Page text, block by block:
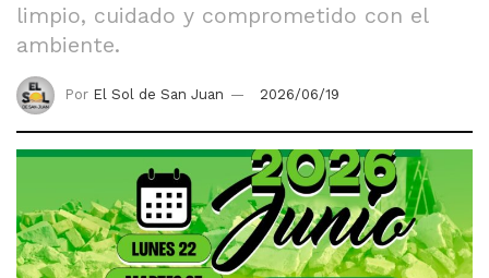
limpio, cuidado y comprometido con el
ambiente.
Por El Sol de San Juan 2026/06/19